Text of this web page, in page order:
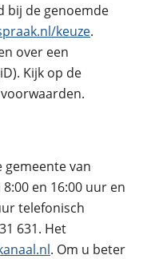
bij de genoemde
keuze.
over een
Kijk op de
gemeente van
en 16:00 uur en
telefonisch
631. Het
. Om u beter